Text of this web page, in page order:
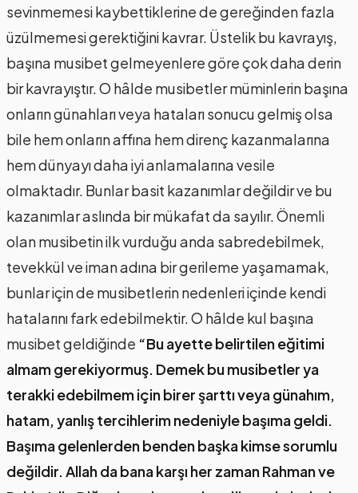
sevinmemesi kaybettiklerine de gereğinden fazla
üzülmemesi gerektiğini kavrar. Üstelik bu kavrayış,
başına musibet gelmeyenlere göre çok daha derin
bir kavrayıştır. O hâlde musibetler müminlerin başına
onların günahları veya hataları sonucu gelmiş olsa
bile hem onların affına hem direnç kazanmalarına
hem dünyayı daha iyi anlamalarına vesile
olmaktadır. Bunlar basit kazanımlar değildir ve bu
kazanımlar aslında bir mükafat da sayılır. Önemli
olan musibetin ilk vurduğu anda sabredebilmek,
tevekkül ve iman adına bir gerileme yaşamamak,
bunlar için de musibetlerin nedenleri içinde kendi
hatalarını fark edebilmektir. O hâlde kul başına
musibet geldiğinde “Bu ayette belirtilen eğitimi
almam gerekiyormuş. Demek bu musibetler ya
terakki edebilmem için birer şarttı veya günahım,
hatam, yanlış tercihlerim nedeniyle başıma geldi.
Başıma gelenlerden benden başka kimse sorumlu
değildir. Allah da bana karşı her zaman Rahman ve